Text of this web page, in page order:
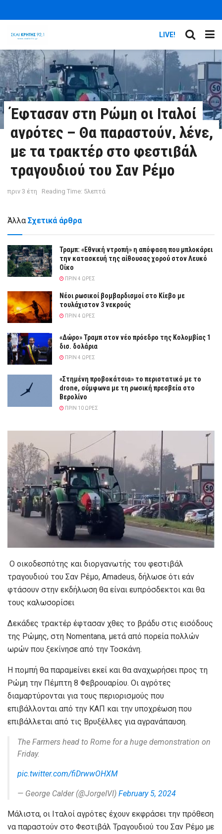
LIVE!
Έφτασαν στη Ρώμη οι Ιταλοί
αγρότες – Θα παραστούν, λένε,
με τα τρακτέρ στο φεστιβάλ
τραγουδιού του Σαν Ρέμο
πριν 3 έτη Reading Time: 5λεπτά
Άλλα Σχετικά άρθρα
Τραμπ: «Εθνική ντροπή» η απόφαση που μπλοκάρει
την κατασκευή της αίθουσας χορού στον Λευκό
Οίκο
ΠΡΙΝ 4 ΏΡΕΣ
Νέοι ρωσικοί βομβαρδισμοί στο Κίεβο με
τουλάχιστον 3 νεκρούς
ΠΡΙΝ 4 ΏΡΕΣ
«Δώρο» Τραμπ στον νέο πρόεδρο της Κολομβίας 1
δισ. δολάρια
ΠΡΙΝ 4 ΏΡΕΣ
«Στημένη προβοκάτσια» το περιστατικό με το
drone, σύμφωνα με τη ρωσική πρεσβεία στο
Βερολίνο
ΠΡΙΝ 10 ΏΡΕΣ
Ο οικοδεσπότης και διοργανωτής του φεστιβάλ
τραγουδιού του Σαν Ρέμο, Amadeus, δήλωσε ότι εάν
φτάσουν στην εκδήλωση θα είναι ευπρόσδεκτοι και θα
τους καλωσορίσει
Δεκάδες τρακτέρ έφτασαν χθες το βράδυ στις εισόδους
της Ρώμης, στη Nomentana, μετά από πορεία πολλών
ωρών που ξεκίνησε από την Τοσκάνη.
Η πομπή θα παραμείνει εκεί και θα αναχωρήσει προς τη
Ρώμη την Πέμπτη 8 Φεβρουαρίου. Οι αγρότες
διαμαρτύρονται για τους περιορισμούς που
επιβάλλονται από την ΚΑΠ και την υποχρέωση που
επιβάλλεται από τις Βρυξέλλες για αγρανάπαυση.
The Farmers head to Rome for a huge demonstration on
Friday.
pic.twitter.com/fiDrwwOHXM
— George Calder (@JorgeIVI) February 5, 2024
Μάλιστα, οι Ιταλοί αγρότες έχουν εκφράσει την πρόθεση
να παραστούν στο Φεστιβάλ Τραγουδιού του Σαν Ρέμο με